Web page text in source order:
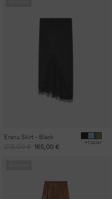
Eranu Skirt - Black
Regular
275,00 € Sale
165,00 € +1 color